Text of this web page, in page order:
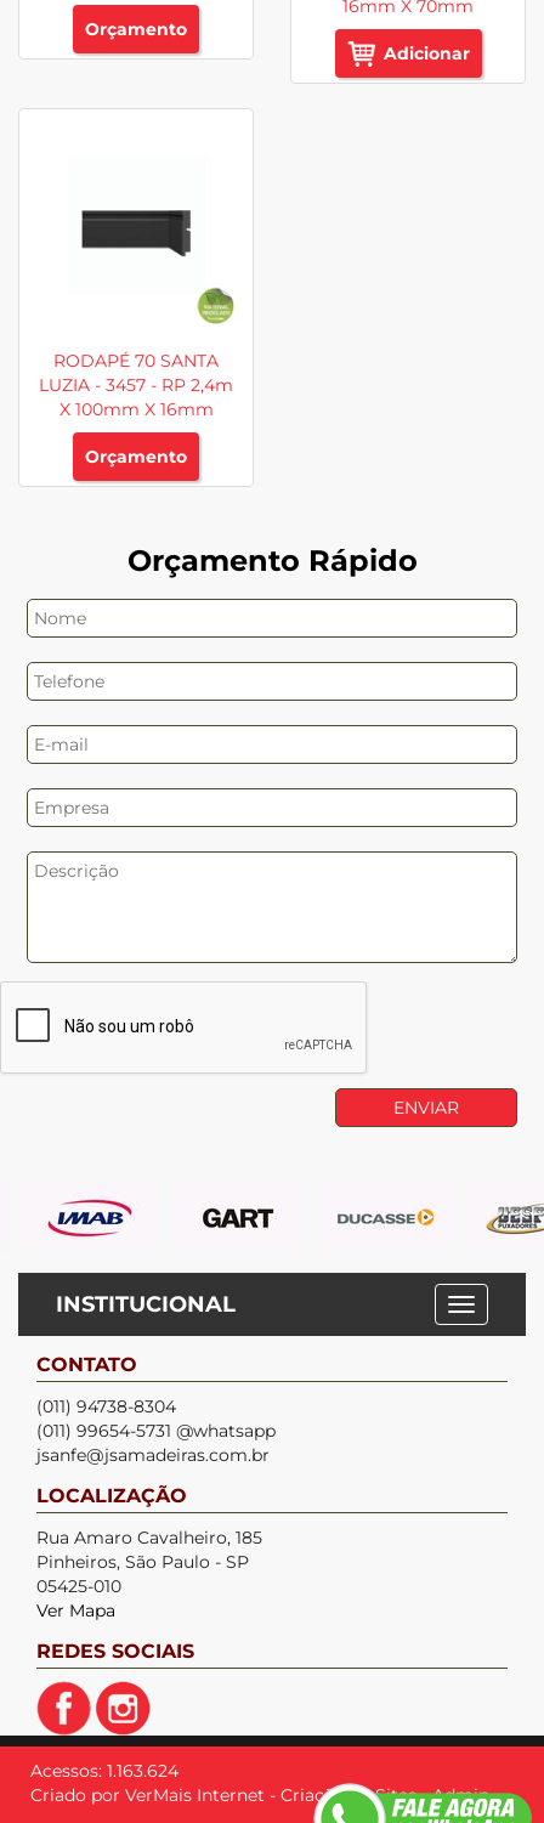
Orçamento
16mm X 70mm
Adicionar
RODAPÉ 70 SANTA
LUZIA - 3457 - RP 2,4m
X 100mm X 16mm
Orçamento
Orçamento Rápido
INSTITUCIONAL
CONTATO
(011) 94738-8304
(011) 99654-5731 @whatsapp
jsanfe@jsamadeiras.com.br
LOCALIZAÇÃO
Rua Amaro Cavalheiro, 185
Pinheiros, São Paulo - SP
05425-010
Ver Mapa
REDES SOCIAIS
Acessos: 1.163.624
Criado por VerMais Internet - Criação de Sites-Admin